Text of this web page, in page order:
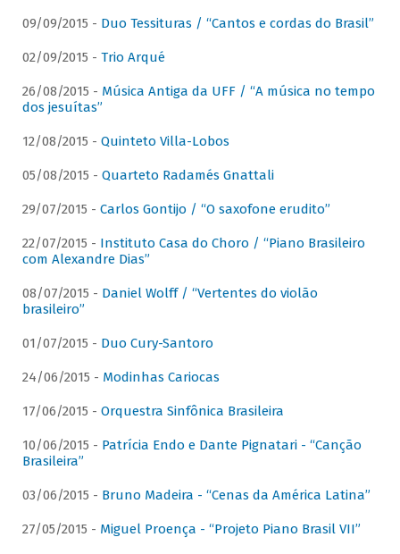
09/09/2015 - Duo Tessituras / “Cantos e cordas do Brasil”
02/09/2015 - Trio Arqué
26/08/2015 - Música Antiga da UFF / “A música no tempo
dos jesuítas”
12/08/2015 - Quinteto Villa-Lobos
05/08/2015 - Quarteto Radamés Gnattali
29/07/2015 - Carlos Gontijo / “O saxofone erudito”
22/07/2015 - Instituto Casa do Choro / “Piano Brasileiro
com Alexandre Dias”
08/07/2015 - Daniel Wolff / “Vertentes do violão
brasileiro”
01/07/2015 - Duo Cury-Santoro
24/06/2015 - Modinhas Cariocas
17/06/2015 - Orquestra Sinfônica Brasileira
10/06/2015 - Patrícia Endo e Dante Pignatari - “Canção
Brasileira”
03/06/2015 - Bruno Madeira - “Cenas da América Latina”
27/05/2015 - Miguel Proença - “Projeto Piano Brasil VII”